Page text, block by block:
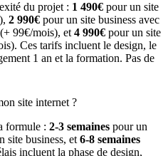
du projet : 1 490€ pour un site
2 990€ pour un site business avec
99€/mois), et 4 990€ pour un site
Ces tarifs incluent le design, le
1 an et la formation. Pas de
site internet ?
formule : 2-3 semaines pour un
site business, et 6-8 semaines
incluent la phase de design,